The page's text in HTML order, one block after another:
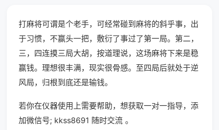
打麻将可谓是个老手，可经常碰到麻将的斜乎事，出
于习惯，不赢头一把，敷衍了事过了第一局。第二，
三，四连摸三局大胡，按道理说，这场麻将下来是稳
赢钱。理想很丰满，现实很骨感。至四局后就处于逆
风局，归根到底还是输钱。
若你在仪器使用上需要帮助，想获取一对一指导，添
加微信号; kkss8691 随时交流 。